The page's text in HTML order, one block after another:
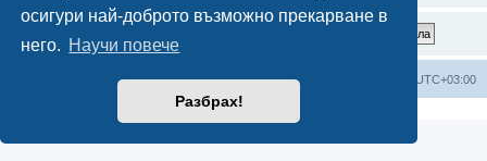
осигури най-доброто възможно прекарване в
него. Научи повече
Разбрах!
Мисия Моят Дом Начало Всички времена са според UTC+03:00